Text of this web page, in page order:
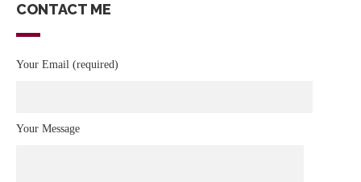
CONTACT ME
Your Email (required)
Your Message